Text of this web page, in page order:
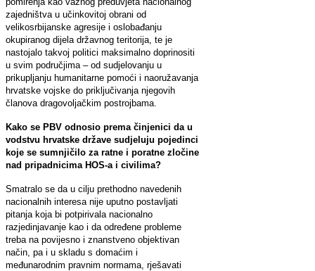
zajedništva u učinkovitoj obrani od
velikosrbijanske agresije i oslobađanju
okupiranog dijela državnog teritorija, te je
nastojalo takvoj politici maksimalno doprinositi
u svim područjima – od sudjelovanju u
prikupljanju humanitarne pomoći i naoružavanja
hrvatske vojske do priključivanja njegovih
članova dragovoljačkim postrojbama.
Kako se PBV odnosio prema činjenici da u
vodstvu hrvatske države sudjeluju pojedinci
koje se sumnjičilo za ratne i poratne zločine
nad pripadnicima HOS-a i civilima?
Smatralo se da u cilju prethodno navedenih
nacionalnih interesa nije uputno postavljati
pitanja koja bi potpirivala nacionalno
razjedinjavanje kao i da određene probleme
treba na povijesno i znanstveno objektivan
način, pa i u skladu s domaćim i
međunarodnim pravnim normama, rješavati